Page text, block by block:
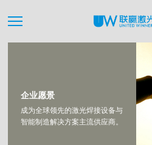
企业愿景
成为全球领先的激光焊接设备与
智能制造解决方案主流供应商。